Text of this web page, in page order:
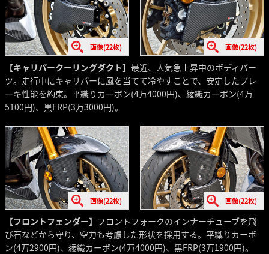
画像(22枚) 画像(22枚)
【キャリパークーリングダクト】 最近、人気急上昇中のボディパー
ツ。走行中にキャリパーに風を当てて冷やすことで、安定したブレ
ーキ性能を約束。平織りカーボン(4万4000円)、綾織カーボン(4万
5100円)、黒FRP(3万3000円)。
画像(22枚) 画像(22枚)
【フロントフェンダー】 フロントフォークのインナーチューブを飛
び石などから守り、空力も考慮した形状を採用する。平織りカーボ
ン(4万2900円)、綾織カーボン(4万4000円)、黒FRP(3万1900円)。